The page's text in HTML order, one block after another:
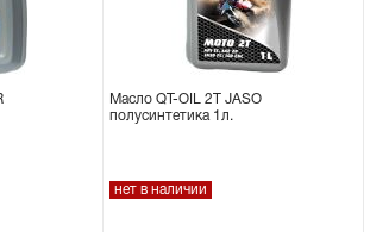
Масло QT-OIL 2Т JASO
полусинтетика 1л.
нет в наличии